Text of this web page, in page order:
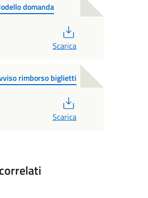
domanda
Scarica
rimborso biglietti
Scarica